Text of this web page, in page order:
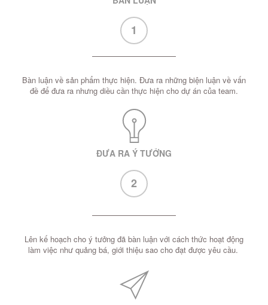
1
Bàn luận về sản phẩm thực hiện. Đưa ra những biện luận về vấn
đề để đưa ra nhưng diều cần thực hiện cho dự án của team.
ĐƯA RA Ý TƯỞNG
2
Lên kế hoạch cho ý tưởng đã bàn luận với cách thức hoạt động
làm việc như quảng bá, giới thiệu sao cho đạt được yêu cầu.